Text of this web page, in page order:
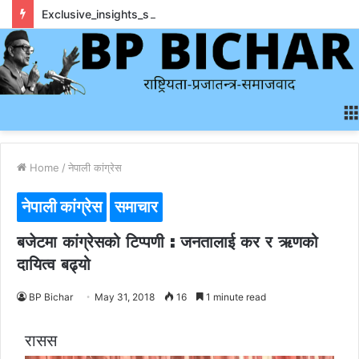
Home / नेपाली कांग्रेस
नेपाली कांग्रेस समाचार
बजेटमा कांग्रेसको टिप्पणी : जनतालाई कर र ऋणको
दायित्व बढ्यो
BP Bichar May 31, 2018 16 1 minute read
रासस